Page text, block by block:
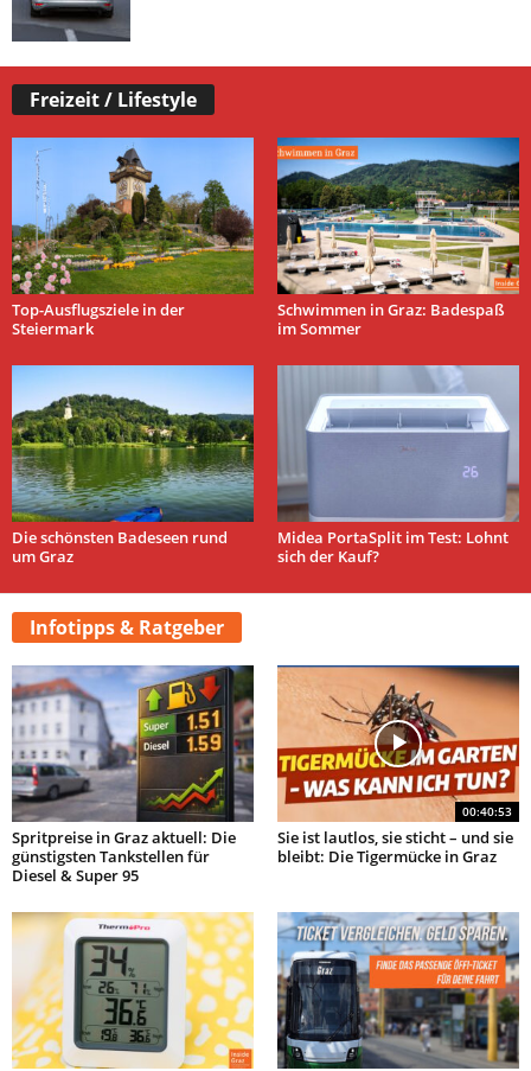
Freizeit / Lifestyle
Top-Ausflugsziele in der
Steiermark
Schwimmen in Graz: Badespaß
im Sommer
Die schönsten Badeseen rund
um Graz
Midea PortaSplit im Test: Lohnt
sich der Kauf?
Infotipps & Ratgeber
Spritpreise in Graz aktuell: Die
günstigsten Tankstellen für
Diesel & Super 95
00:40:53
Sie ist lautlos, sie sticht – und sie
bleibt: Die Tigermücke in Graz